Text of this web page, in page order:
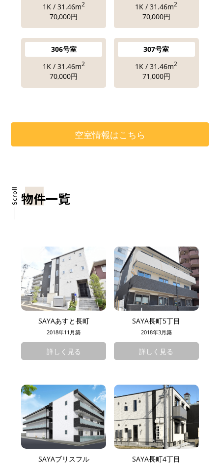
1K / 31.46m2
70,000円
1K / 31.46m2
70,000円
306号室
1K / 31.46m2
70,000円
307号室
1K / 31.46m2
71,000円
空室情報はこちら
物件一覧
SAYAあすと長町
2018年11月築
詳しく見る
SAYA長町5丁目
2018年3月築
詳しく見る
SAYAブリスフル SAYA長町4丁目